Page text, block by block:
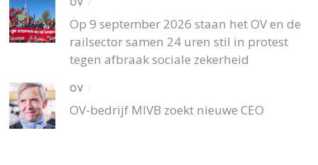
OV /
Op 9 september 2026 staan het OV en de
railsector samen 24 uren stil in protest
tegen afbraak sociale zekerheid
OV /
OV-bedrijf MIVB zoekt nieuwe CEO